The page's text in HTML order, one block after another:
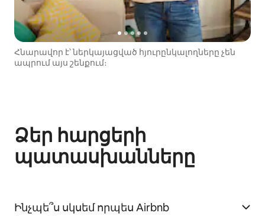
Հնարավոր է՝ ներկայացված հյուրընկալողները չեն
ապրում այս շենքում։
Ձեր հարցերի
պատասխանները
Ինչպե՞ս սկսեմ որպես Airbnb